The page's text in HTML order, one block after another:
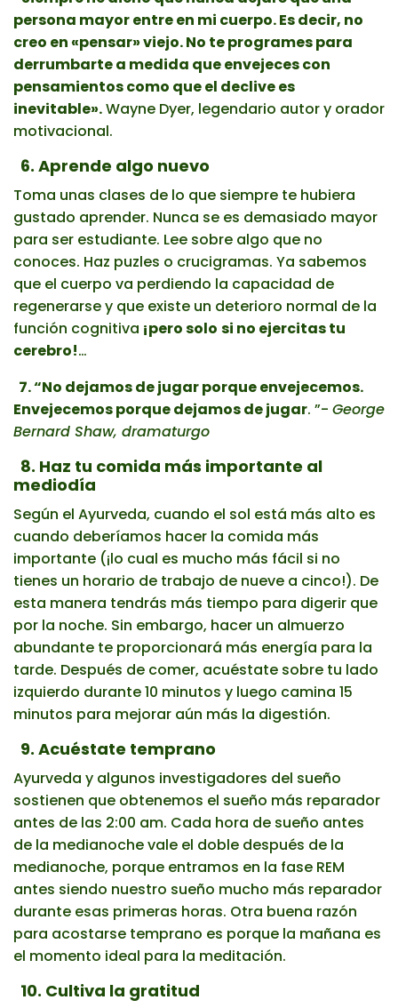
persona mayor entre en mi cuerpo. Es decir, no
creo en «pensar» viejo. No te programes para
derrumbarte a medida que envejeces con
pensamientos como que el declive es
inevitable».Wayne Dyer, legendario autor y orador
motivacional.
6. Aprende algo nuevo
Toma unas clases de lo que siempre te hubiera
gustado aprender. Nunca se es demasiado mayor
para ser estudiante. Lee sobre algo que no
conoces. Haz puzles o crucigramas. Ya sabemos
que el cuerpo va perdiendo la capacidad de
regenerarse y que existe un deterioro normal de la
función cognitiva ¡pero solo si no ejercitas tu
cerebro!…
7. “No dejamos de jugar porque envejecemos.
Envejecemos porque dejamos de jugar. ”- George
Bernard Shaw, dramaturgo
8. Haz tu comida más importante al
mediodía
Según el Ayurveda, cuando el sol está más alto es
cuando deberíamos hacer la comida más
importante (¡lo cual es mucho más fácil si no
tienes un horario de trabajo de nueve a cinco!). De
esta manera tendrás más tiempo para digerir que
por la noche. Sin embargo, hacer un almuerzo
abundante te proporcionará más energía para la
tarde. Después de comer, acuéstate sobre tu lado
izquierdo durante 10 minutos y luego camina 15
minutos para mejorar aún más la digestión.
9. Acuéstate temprano
Ayurveda y algunos investigadores del sueño
sostienen que obtenemos el sueño más reparador
antes de las 2:00 am. Cada hora de sueño antes
de la medianoche vale el doble después de la
medianoche, porque entramos en la fase REM
antes siendo nuestro sueño mucho más reparador
durante esas primeras horas. Otra buena razón
para acostarse temprano es porque la mañana es
el momento ideal para la meditación.
10. Cultiva la gratitud